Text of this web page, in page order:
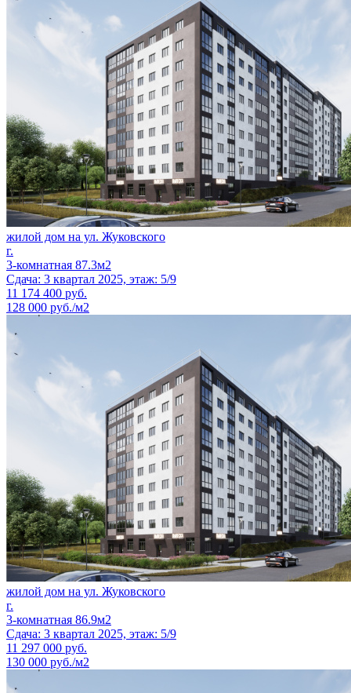
жилой дом на ул. Жуковского
г.
3-комнатная 87.3м2
Сдача: 3 квартал 2025, этаж: 5/9
11 174 400 руб.
128 000 руб./м2
жилой дом на ул. Жуковского
г.
3-комнатная 86.9м2
Сдача: 3 квартал 2025, этаж: 5/9
11 297 000 руб.
130 000 руб./м2